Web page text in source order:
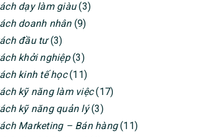
dạy làm giàu(3)
doanh nhân(9)
đầu tư(3)
khởi nghiệp(3)
kinh tế học(11)
kỹ năng làm việc(17)
kỹ năng quản lý(3)
Marketing – Bán hàng(11)